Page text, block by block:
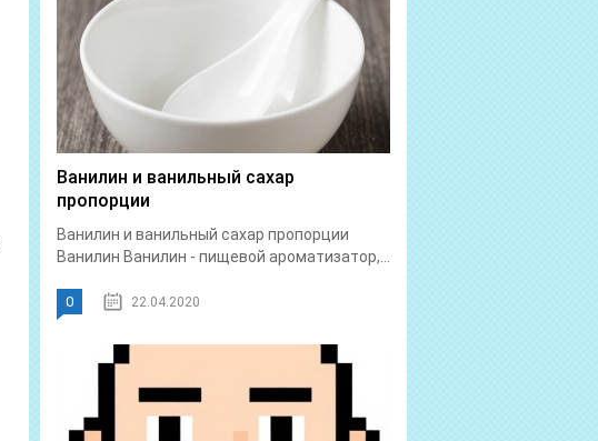
Ванилин и ванильный сахар
пропорции
Ванилин и ванильный сахар пропорции
Ванилин Ванилин - пищевой ароматизатор,...
0 22.04.2020